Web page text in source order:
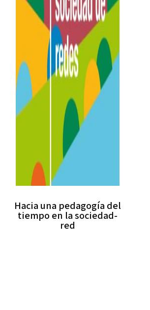
Hacia una pedagogía del
tiempo en la sociedad-
red